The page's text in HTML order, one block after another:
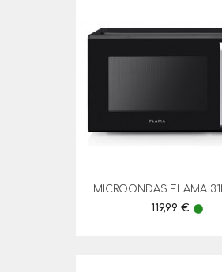
MICROONDAS FLAMA
Preço
119,99 € lens